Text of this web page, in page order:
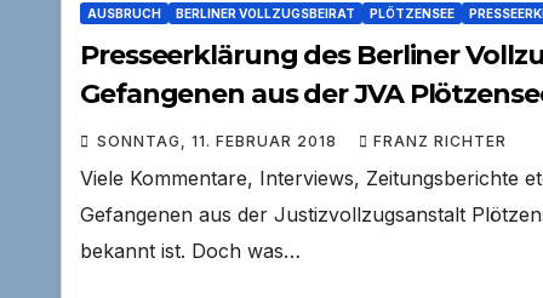
AUSBRUCH BERLINER VOLLZUGSBEIRAT PLÖTZENSEE
Presseerklärung des Berliner
Gefangenen aus der JVA
SONNTAG, 11. FEBRUAR 2018 FRANZ RICHTER
Viele Kommentare, Interviews, Zeitungsberichte
Gefangenen aus der Justizvollzugsanstalt
bekannt ist. Doch was…